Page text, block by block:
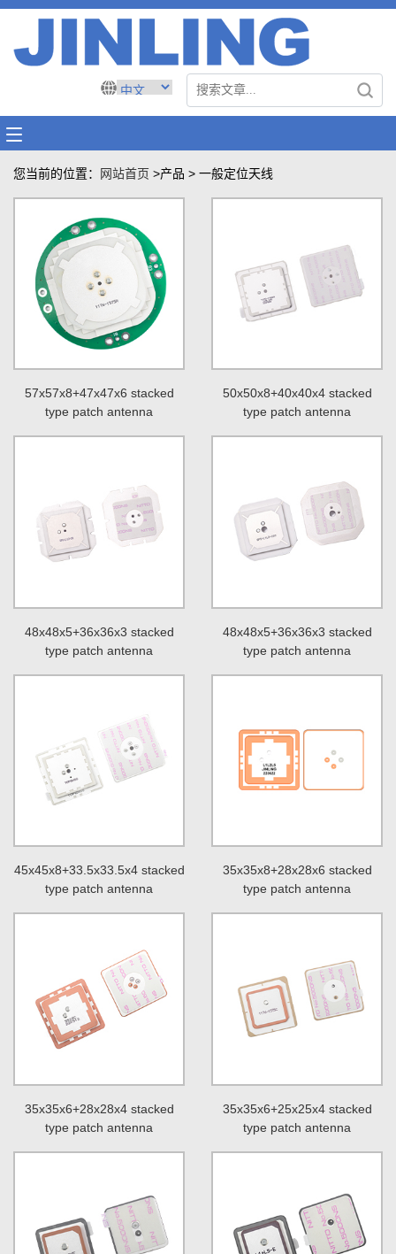
您当前的位置： 网站首页 >产品 > 一般定位天线
57x57x8+47x47x6 stacked
type patch antenna
50x50x8+40x40x4 stacked
type patch antenna
48x48x5+36x36x3 stacked
type patch antenna
48x48x5+36x36x3 stacked
type patch antenna
45x45x8+33.5x33.5x4 stacked
type patch antenna
35x35x8+28x28x6 stacked
type patch antenna
35x35x6+28x28x4 stacked
type patch antenna
35x35x6+25x25x4 stacked
type patch antenna